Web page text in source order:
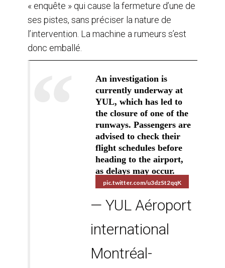
« enquête » qui cause la fermeture d’une de
ses pistes, sans préciser la nature de
l’intervention. La machine a rumeurs s’est
donc emballé.
An investigation is
currently underway at
YUL, which has led to
the closure of one of the
runways. Passengers are
advised to check their
flight schedules before
heading to the airport,
as delays may occur.
pic.twitter.com/u3dzSt2qqK
— YUL Aéroport
international
Montréal-